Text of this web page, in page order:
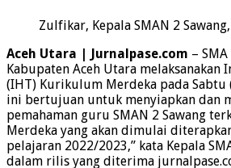
Zulfikar, Kepala SMAN 2
Aceh Utara | Jurnalpase.com –
Kabupaten Aceh Utara melaksanakan
(IHT) Kurikulum Merdeka pada Sabtu
ini bertujuan untuk menyiapkan dan
pemahaman guru SMAN 2 Sawang
Merdeka yang akan dimulai
pelajaran 2022/2023,” kata Kepala
dalam rilis yang diterima